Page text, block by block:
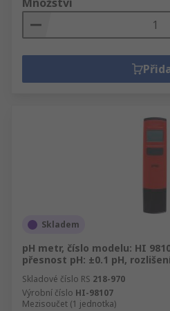
Skladem
pH metr, číslo modelu: HI
přesnost pH: ±0.1 pH,
Skladové číslo RS 218-970
Výrobní číslo HI-98107
Mezisoučet (1 jednotka)